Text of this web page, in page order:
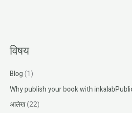
विषय
Blog(1)
Why publish your book with
आलेख(22)